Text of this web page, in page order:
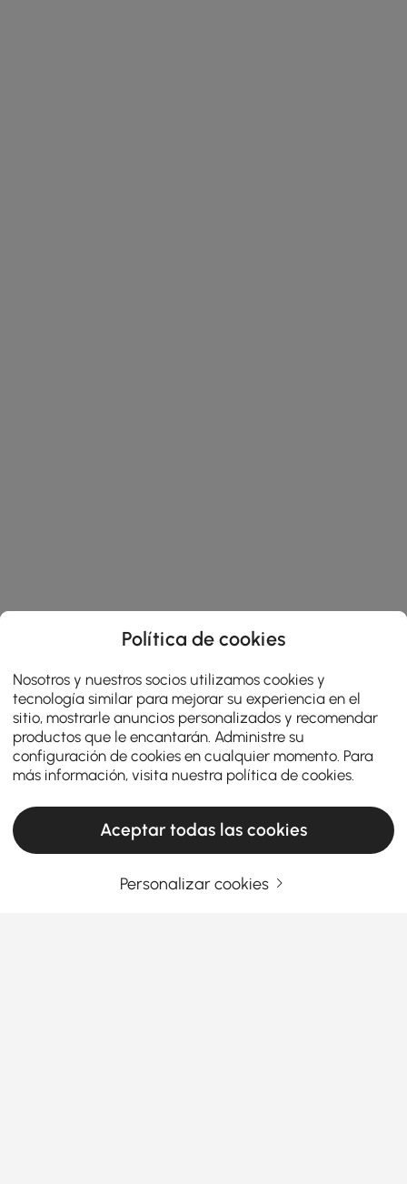
Products in the current category have been updated to show the latest 4 items
Política de cookies
Nosotros y nuestros socios utilizamos cookies y
tecnología similar para mejorar su experiencia en el
sitio, mostrarle anuncios personalizados y recomendar
productos que le encantarán. Administre su
configuración de cookies en cualquier momento. Para
más información, visita nuestra política de cookies
Aceptar todas las cookies
Personalizar cookies